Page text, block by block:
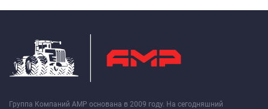
Группа Компаний АМР основана в 2009 году. На сегодняшний